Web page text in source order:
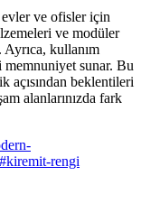
ve ofisler için
ve modüler
Ayrıca, kullanım
memnuniyet sunar. Bu
açısından beklentileri
alanlarınızda fark
#kiremit-rengi